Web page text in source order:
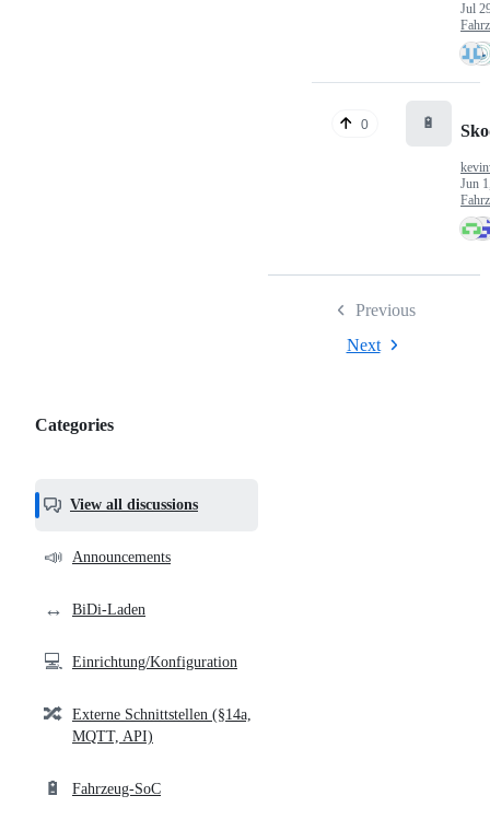
Categories,
helpful,
and
community
Categories
View all discussions
📣 Announcements
↔️ BiDi-Laden
💻 Einrichtung/Konfiguration
🔀 Externe Schnittstellen (§14a,
MQTT, API)
🔋 Fahrzeug-SoC
Jul
0 🔋
Jun
Previous
Next